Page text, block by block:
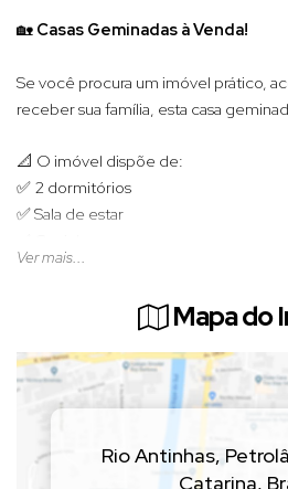
🏡 Casas Geminadas à Venda!
Se você procura um imóvel prático,
receber sua família, esta casa
📐 O imóvel dispõe de:
✅ 2 dormitórios
✅ Sala de estar
✅ Banheiro social
própria, com ambientes bem
dia.
Previsão de entrega para Outubro
Ver mais...
Mapa do
Rio Antinhas,
Catarina,